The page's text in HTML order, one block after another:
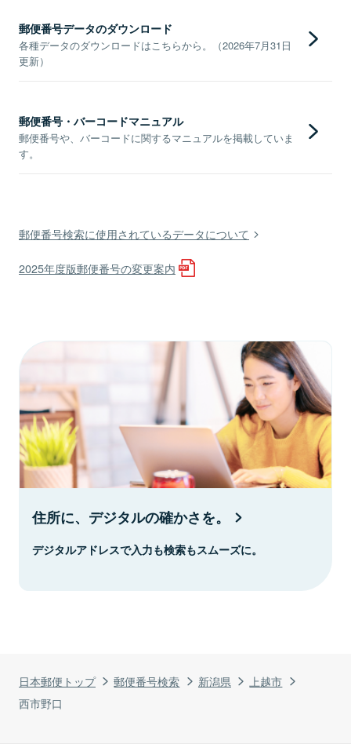
日本郵便トップ 郵便番号検索 新潟県
上越市
西市野口
郵便番号データのダウンロード
各種データのダウンロードはこちらから。（2026年7月31日
更新）
郵便番号・バーコードマニュアル
郵便番号や、バーコードに関するマニュアルを掲載していま
す。
郵便番号検索に使用されているデータについて
2025年度版郵便番号の変更案内
住所に、デジタルの確かさを。
デジタルアドレスで入力も検索もスムーズに。